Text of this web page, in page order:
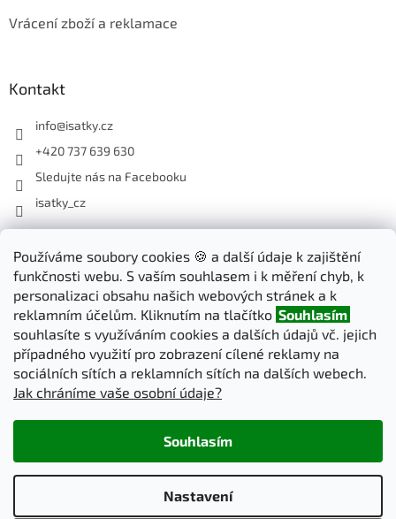
Používáme soubory cookies 🍪 a další údaje k zajištění
funkčnosti webu. S vaším souhlasem i k měření chyb, k
personalizaci obsahu našich webových stránek a k
reklamním účelům. Kliknutím na tlačítko Souhlasím
souhlasíte s využíváním cookies a dalších údajů vč. jejich
případného využití pro zobrazení cílené reklamy na
sociálních sítích a reklamních sítích na dalších webech.
Jak chráníme vaše osobní údaje?
Nastavení
Souhlasím
Vrácení zboží a reklamace
Kontakt
info@isatky.cz
+420 737 639 630
Sledujte nás na Facebooku
isatky_cz
Odebírat newsletter
Vložte svůj e-mail a my vám budeme zasílat informace o nových
produktech na našem e-shopu.
E-mail
PŘIHLÁSIT SE